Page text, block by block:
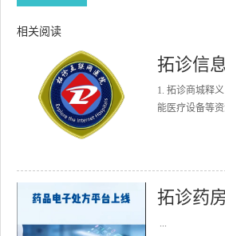
相关阅读
拓诊信
1. 拓诊商城释
能医疗设备等
拓诊药
...